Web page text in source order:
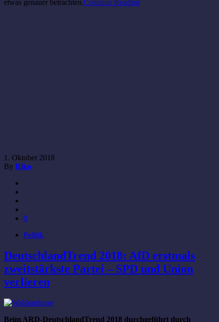
etwas genauer betrachten.Continue Reading
1. Oktober 2018
By Riko
0
Politik
DeutschlandTrend 2018: AfD erstmals
zweitstärkste Partei – SPD und Union
verlieren
Beim ARD-DeutschlandTrend 2018 durchgeführt durch